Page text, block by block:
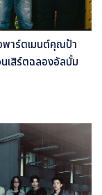
พาร์ตเมนต์คุณป้า
เสิร์ตฉลองอัลบั้ม